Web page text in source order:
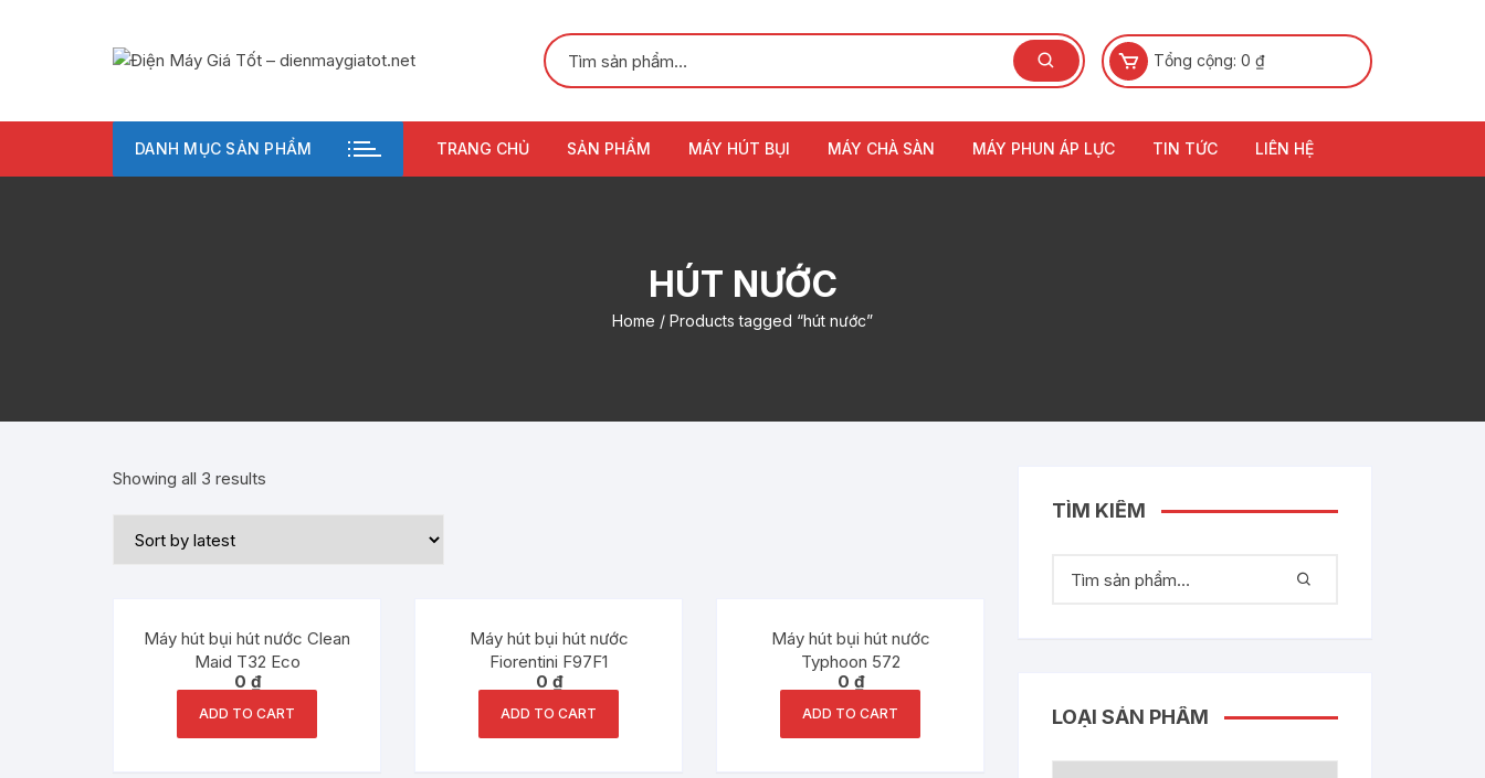
Tổng cộng: 0 ₫
DANH MỤC SẢN PHẨM TRANG CHỦ SẢN PHẨM MÁY HÚT BỤI MÁY CHÀ SÀN MÁY PHUN ÁP LỰC TIN TỨC LIÊN HỆ
HÚT NƯỚC
Home / Products tagged “hút nước”
Showing all 3 results
Máy hút bụi hút nước Clean
Maid T32 Eco
0 ₫
ADD TO CART
Máy hút bụi hút nước
Fiorentini F97F1
0 ₫
ADD TO CART
Máy hút bụi hút nước
Typhoon 572
0 ₫
ADD TO CART
TÌM KIẾM
LOẠI SẢN PHẨM